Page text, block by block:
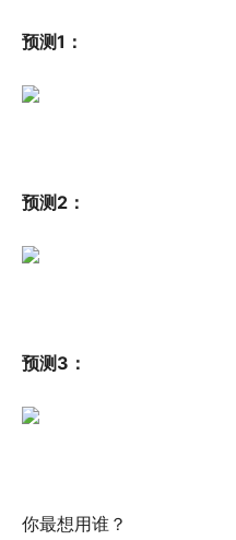
预测1：
预测2：
预测3：
你最想用谁？